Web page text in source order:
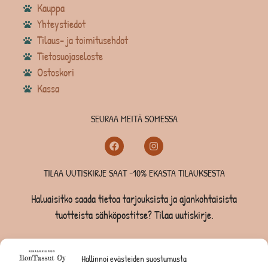
Hallinnoi evästeiden suostumusta
Kauppa
Yhteystiedot
Tilaus- ja toimitusehdot
Tietosuojaseloste
Ostoskori
Kassa
SEURAA MEITÄ SOMESSA
TILAA UUTISKIRJE SAAT -10% EKASTA TILAUKSESTA
Haluaisitko saada tietoa tarjouksista ja ajankohtaisista
tuotteista sähköpostitse? Tilaa uutiskirje.
TILAA UUTISKIRJE -SAAT -10% EKASTA TILAUKSESTA